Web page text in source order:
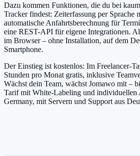
Dazu kommen Funktionen, die du bei
Tracker findest: Zeiterfassung per Sprache
automatische Anfahrtsberechnung für
eine REST-API für eigene Integrationen.
im Browser – ohne Installation, auf dem
Smartphone.
Der Einstieg ist kostenlos: Im Freelancer-
Stunden pro Monat gratis, inklusive
Wächst dein Team, wächst Jomawo mit –
Tarif mit White-Labeling und individuellen
Germany, mit Servern und Support aus